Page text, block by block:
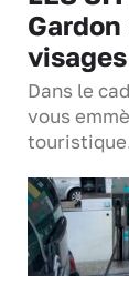
visages
Dans le
vous